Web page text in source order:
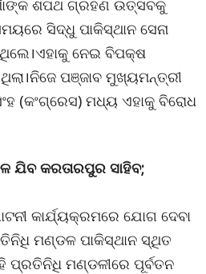
ଶପଥ ଗ୍ରହଣ ଉତ୍ସବକୁ
ସିଦ୍ଧୁ ପାକିସ୍ଥାନ ସେନା
ନେଇ ବିପକ୍ଷ
ପଞ୍ଜାବ ମୁଖ୍ୟମନ୍ତ୍ରୀ
(କଂଗ୍ରେସ) ମଧ୍ୟ ଏହାକୁ ବିରୋଧ
ଯିବ କରତାରପୁର ସାହିବ;
କାର୍ଯ୍ୟକ୍ରମରେ ଯୋଗ ଦେବା
ମଣ୍ଡଳ ପାକିସ୍ଥାନ ସ୍ଥିତ
ପ୍ରତିନିଧି ମଣ୍ଡଳୀରେ ପୂର୍ବତନ